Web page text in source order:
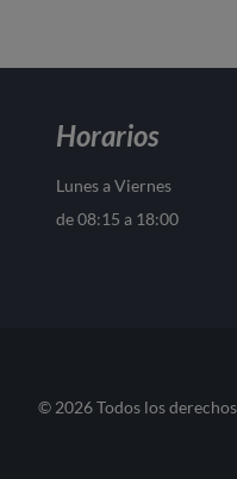
Horarios
Lunes a Viernes
de 08:15 a 18:00
© 2026 Todos los